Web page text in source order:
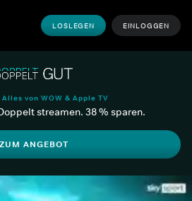
LOSLEGEN EINLOGGEN
von WOW & Apple TV
streamen. 38 % sparen.
ZUM ANGEBOT